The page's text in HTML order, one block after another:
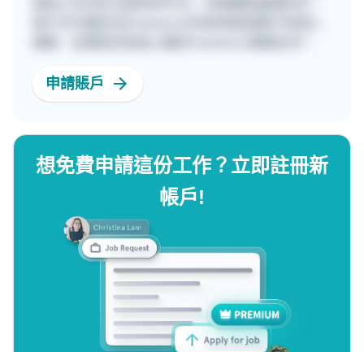
申請賬戶
想免費申請這份工作？立即註冊新
帳戶!